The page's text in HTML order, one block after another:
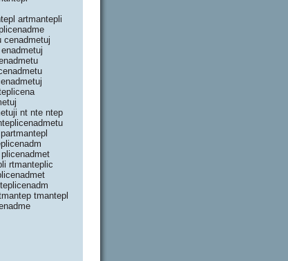
artmantepli
cenadmetuj
nt nte ntep
rtmanteplic
tmantepl